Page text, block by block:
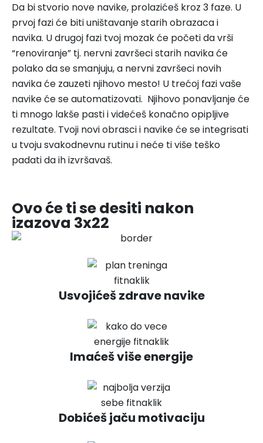
Da bi stvorio nove navike, prolazićeš kroz 3 faze. U
prvoj fazi će biti uništavanje starih obrazaca i
navika. U drugoj fazi tvoj mozak će početi da vrši
“renoviranje” tj. nervni završeci starih navika će
polako da se smanjuju, a nervni završeci novih
navika će zauzeti njihovo mesto! U trećoj fazi vaše
navike će se automatizovati. Njihovo ponavljanje će
ti mnogo lakše pasti i videćeš konačno opipljive
rezultate. Tvoji novi obrasci i navike će se integrisati
u tvoju svakodnevnu rutinu i neće ti više teško
padati da ih izvršavaš.
Ovo će ti se desiti nakon
izazova 3x22
Usvojićeš zdrave navike
Imaćeš više energije
Dobićeš jaču motivaciju